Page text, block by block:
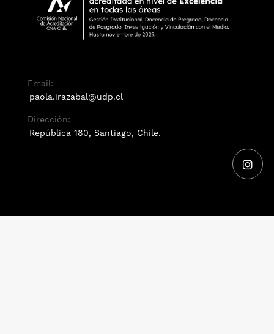
Email:
paola.irazabal@udp.cl
Dirección:
República 180, Santiago, Chile.